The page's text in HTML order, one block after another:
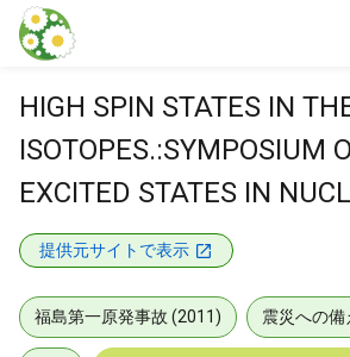
本文に飛ぶ
HIGH SPIN STATES IN
ISOTOPES.:SYMPOSIUM
EXCITED STATES IN
提供元サイトで表示
福島第一原発事故 (2011) 震災への備